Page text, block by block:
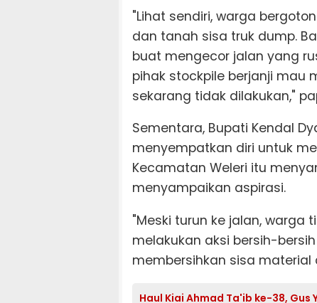
"Lihat sendiri, warga
dan tanah sisa truk dump.
buat mengecor jalan yang
pihak stockpile berjanji mau
sekarang tidak dilakukan,"
Sementara, Bupati Kendal
menyempatkan diri untuk
Kecamatan Weleri itu
menyampaikan aspirasi.
"Meski turun ke jalan, warga
melakukan aksi bersih-
membersihkan sisa material
Haul Kiai Ahmad Ta'ib ke-38,